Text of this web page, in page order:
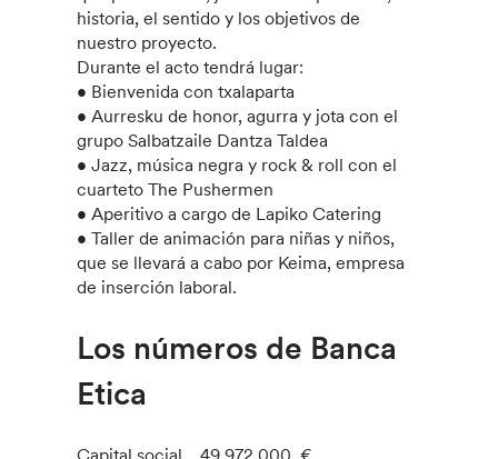
historia, el sentido y los objetivos de
nuestro proyecto.
Durante el acto tendrá lugar:
• Bienvenida con txalaparta
• Aurresku de honor, agurra y jota con el
grupo Salbatzaile Dantza Taldea
• Jazz, música negra y rock & roll con el
cuarteto The Pushermen
• Aperitivo a cargo de Lapiko Catering
• Taller de animación para niñas y niños,
que se llevará a cabo por Keima, empresa
de inserción laboral.
Los números de Banca
Etica